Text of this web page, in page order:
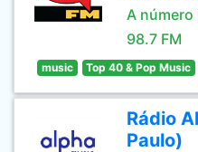
A número
98.7 FM
music Top 40 & Pop Music
Rádio
Paulo)